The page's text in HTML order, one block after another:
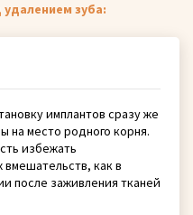
зуба:
имплантов сразу же
на место родного корня.
избежать
вмешательств, как в
после заживления тканей